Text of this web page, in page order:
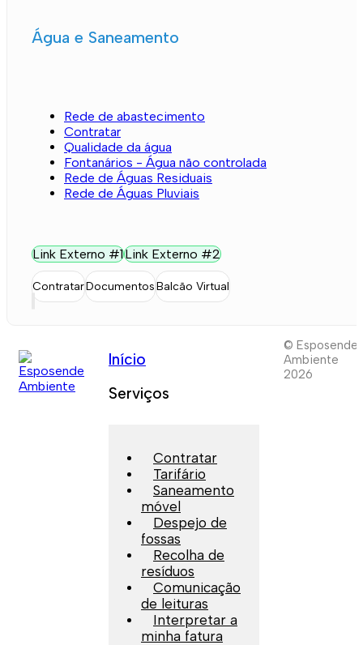
Água e Saneamento
Rede de abastecimento
Contratar
Qualidade da água
Fontanários - Água não controlada
Rede de Águas Residuais
Rede de Águas Pluviais
Link Externo #1Link Externo #2
ContratarDocumentosBalcão Virtual
Início
Serviços
Contratar
Tarifário
Saneamento
móvel
Despejo de
fossas
Recolha de
resíduos
Comunicação
de leituras
Interpretar a
minha fatura
© Esposende
Ambiente
2026